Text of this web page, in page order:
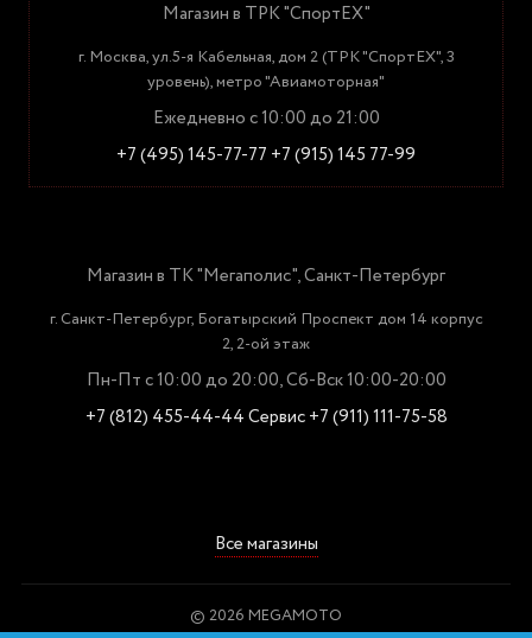
Магазин в ТРК "СпортЕХ"
г. Москва, ул.5-я Кабельная, дом 2 (ТРК "СпортЕХ", 3
уровень), метро "Авиамоторная"
Ежедневно с 10:00 до 21:00
+7 (495) 145-77-77 +7 (915) 145 77-99
Магазин в ТК "Мегаполис", Санкт-Петербург
г. Санкт-Петербург, Богатырский Проспект дом 14 корпус
2, 2-ой этаж
Пн-Пт с 10:00 до 20:00, Сб-Вск 10:00-20:00
+7 (812) 455-44-44Сервис +7 (911) 111-75-58
Все магазины
© 2026 MEGAMOTO